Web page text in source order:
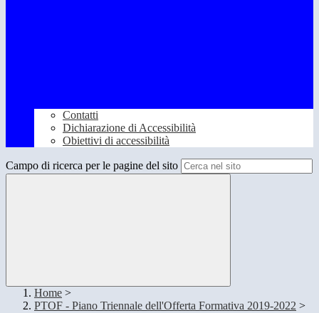
Contatti
Dichiarazione di Accessibilità
Obiettivi di accessibilità
Campo di ricerca per le pagine del sito
Home >
PTOF - Piano Triennale dell'Offerta Formativa 2019-2022 >